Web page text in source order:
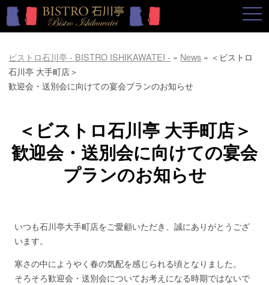
ビストロ石川亭 - BISTRO ISHIKAWATEI - » News » ＜ビストロ
石川亭 大手町店＞
歓迎会・送別会に向けての宴会プランのお知らせ
＜ビストロ石川亭 大手町店＞
歓迎会・送別会に向けての宴会
プランのお知らせ
いつも石川亭大手町店をご愛顧いただき、誠にありがとうござ
います。
寒さの中にようやく春の気配を感じられる頃となりました。
そろそろ歓迎会・送別会についてお考えになる時期ではないで